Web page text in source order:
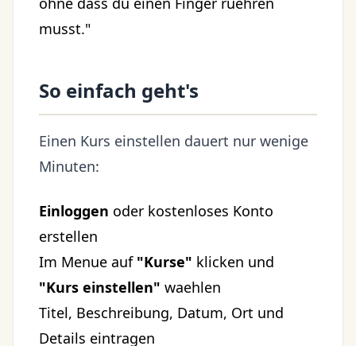
musst."
So einfach geht's
Einen Kurs einstellen dauert nur wenige
Minuten:
Einloggen oder kostenloses Konto
erstellen
Im Menue auf "Kurse" klicken und
"Kurs einstellen" waehlen
Titel, Beschreibung, Datum, Ort und
Details eintragen